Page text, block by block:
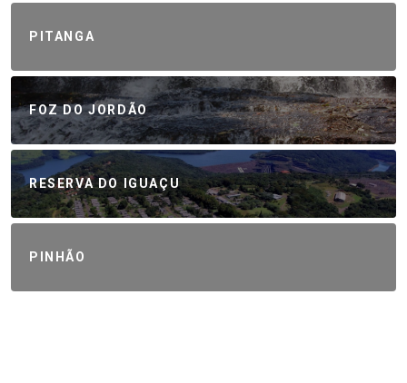
PITANGA
FOZ DO JORDÃO
RESERVA DO IGUAÇU
PINHÃO